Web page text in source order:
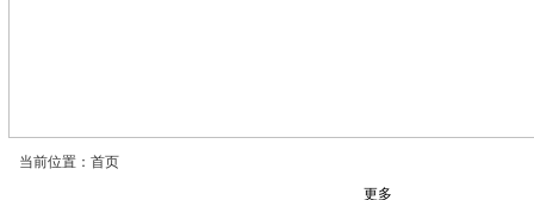
当前位置：首页
更多